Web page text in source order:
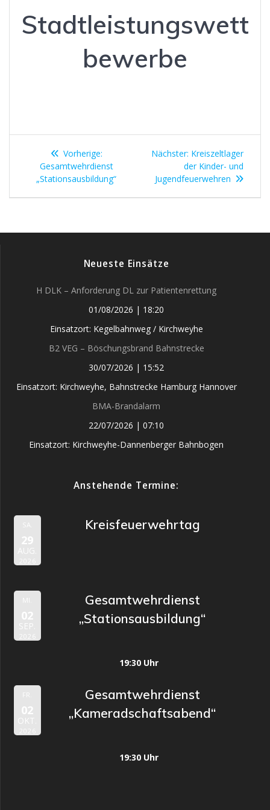
Stadtleistungswett
bewerbe
Beitragsnavigation
Vorherige:Vorheriger
Beitrag:
Gesamtwehrdienst
„Stationsausbildung“
Nächster: Nächster
Beitrag:
Kreiszeltlager
der Kinder- und
Jugendfeuerwehren
Neueste Einsätze
H DLK – Anforderung DL zur Patientenrettung
01/08/2026 | 18:20
Einsatzort: Kegelbahnweg / Kirchweyhe
B2 VEG – Böschungsbrand Bahnstrecke
30/07/2026 | 15:52
Einsatzort: Kirchweyhe, Bahnstrecke Hamburg Hannover
BMA-Brandalarm
22/07/2026 | 07:10
Einsatzort: Kirchweyhe-Dannenberger Bahnbogen
Anstehende Termine:
SA.
29
AUG.
2026
Kreisfeuerwehrtag
MI.
02
SEP.
2026
Gesamtwehrdienst
„Stationsausbildung“
19:30 Uhr
FR.
02
OKT.
2026
Gesamtwehrdienst
„Kameradschaftsabend“
19:30 Uhr